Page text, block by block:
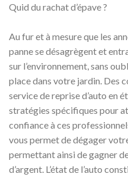
Quid du rachat d’épave ?
Au fur et à mesure que les
panne se désagrègent et
sur l’environnement, sans
place dans votre jardin. Des
service de reprise d’auto en
stratégies spécifiques pour
confiance à ces
vous permet de dégager
permettant ainsi de gagner
d’argent. L’état de l’auto